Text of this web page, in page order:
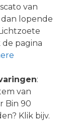
van
dan lopende
pagina
:
van
Bin 90
Klik bijv.